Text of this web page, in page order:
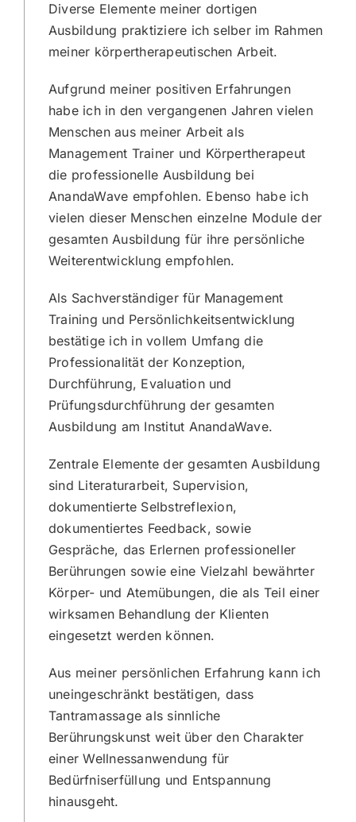
Diverse Elemente meiner dortigen
Ausbildung praktiziere ich selber im Rahmen
meiner körpertherapeutischen Arbeit.
Aufgrund meiner positiven Erfahrungen
habe ich in den vergangenen Jahren vielen
Menschen aus meiner Arbeit als
Management Trainer und Körpertherapeut
die professionelle Ausbildung bei
AnandaWave empfohlen. Ebenso habe ich
vielen dieser Menschen einzelne Module der
gesamten Ausbildung für ihre persönliche
Weiterentwicklung empfohlen.
Als Sachverständiger für Management
Training und Persönlichkeitsentwicklung
bestätige ich in vollem Umfang die
Professionalität der Konzeption,
Durchführung, Evaluation und
Prüfungsdurchführung der gesamten
Ausbildung am Institut AnandaWave.
Zentrale Elemente der gesamten Ausbildung
sind Literaturarbeit, Supervision,
dokumentierte Selbstreflexion,
dokumentiertes Feedback, sowie
Gespräche, das Erlernen professioneller
Berührungen sowie eine Vielzahl bewährter
Körper- und Atemübungen, die als Teil einer
wirksamen Behandlung der Klienten
eingesetzt werden können.
Aus meiner persönlichen Erfahrung kann ich
uneingeschränkt bestätigen, dass
Tantramassage als sinnliche
Berührungskunst weit über den Charakter
einer Wellnessanwendung für
Bedürfniserfüllung und Entspannung
hinausgeht.